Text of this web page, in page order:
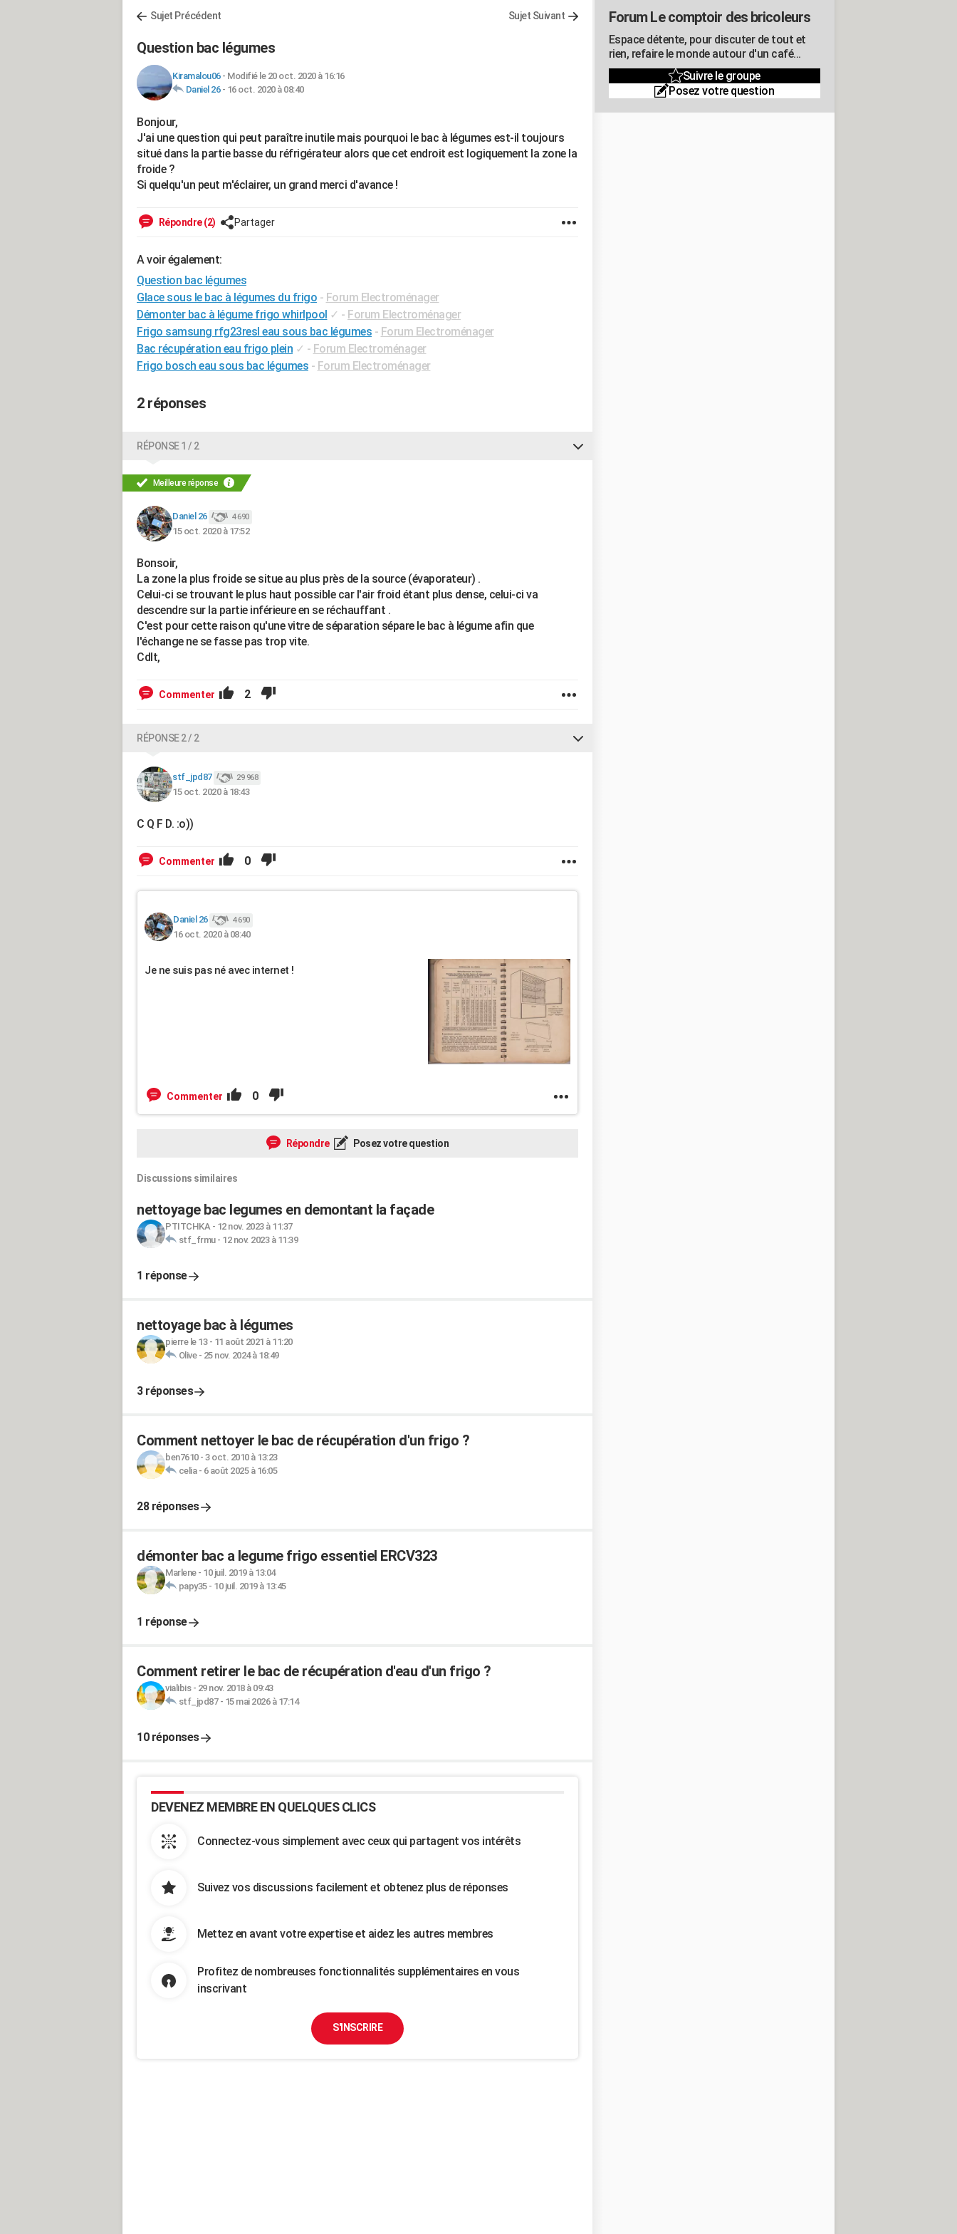
Sujet Précédent Sujet Suivant
Question bac légumes
Kiramalou06- Modifié le 20 oct. 2020 à 16:16
Daniel 26- 16 oct. 2020 à 08:40
Bonjour,
J'ai une question qui peut paraître inutile mais pourquoi le bac à légumes est-il toujours
situé dans la partie basse du réfrigérateur alors que cet endroit est logiquement la zone la
froide ?
Si quelqu'un peut m'éclairer, un grand merci d'avance !
Répondre (2) Partager
A voir également:
Question bac légumes
Glace sous le bac à légumes du frigo - Forum Electroménager
Démonter bac à légume frigo whirlpool ✓ - Forum Electroménager
Frigo samsung rfg23resl eau sous bac légumes - Forum Electroménager
Bac récupération eau frigo plein ✓ - Forum Electroménager
Frigo bosch eau sous bac légumes - Forum Electroménager
2 réponses
RÉPONSE 1 / 2
Meilleure réponse
Daniel 26 4 690
15 oct. 2020 à 17:52
Bonsoir,
La zone la plus froide se situe au plus près de la source (évaporateur) .
Celui-ci se trouvant le plus haut possible car l'air froid étant plus dense, celui-ci va
descendre sur la partie inférieure en se réchauffant .
C'est pour cette raison qu'une vitre de séparation sépare le bac à légume afin que
l'échange ne se fasse pas trop vite.
Cdlt,
Commenter 2
RÉPONSE 2 / 2
stf_jpd87 29 968
15 oct. 2020 à 18:43
C Q F D. :o))
Commenter 0
Daniel 26 4 690
16 oct. 2020 à 08:40
Je ne suis pas né avec internet !
Commenter 0
Répondre Posez votre question
Discussions similaires
nettoyage bac legumes en demontant la façade
PTITCHKA- 12 nov. 2023 à 11:37
stf_frmu- 12 nov. 2023 à 11:39
1 réponse
nettoyage bac à légumes
pierre le 13- 11 août 2021 à 11:20
Olive- 25 nov. 2024 à 18:49
3 réponses
Comment nettoyer le bac de récupération d'un frigo ?
ben7610- 3 oct. 2010 à 13:23
celia- 6 août 2025 à 16:05
28 réponses
démonter bac a legume frigo essentiel ERCV323
Marlene- 10 juil. 2019 à 13:04
papy35- 10 juil. 2019 à 13:45
1 réponse
Comment retirer le bac de récupération d'eau d'un frigo ?
vialibis- 29 nov. 2018 à 09:43
stf_jpd87- 15 mai 2026 à 17:14
10 réponses
DEVENEZ MEMBRE EN QUELQUES CLICS
Connectez-vous simplement avec ceux qui partagent vos intérêts
Suivez vos discussions facilement et obtenez plus de réponses
Mettez en avant votre expertise et aidez les autres membres
Profitez de nombreuses fonctionnalités supplémentaires en vous
inscrivant
S'INSCRIRE
Forum Le comptoir des bricoleurs
Espace détente, pour discuter de tout et
rien, refaire le monde autour d'un café...
Suivre le groupe
Posez votre question